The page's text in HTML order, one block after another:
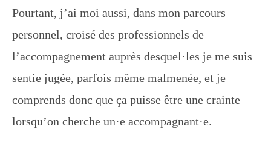
Pourtant, j’ai moi aussi, dans mon parcours
personnel, croisé des professionnels de
l’accompagnement auprès desquel·les je me suis
sentie jugée, parfois même malmenée, et je
comprends donc que ça puisse être une crainte
lorsqu’on cherche un·e accompagnant·e.